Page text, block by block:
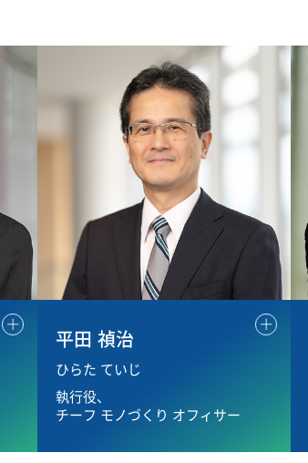
平田 禎治
ひらた ていじ
執行役、
チーフ モノづくり オフィサー